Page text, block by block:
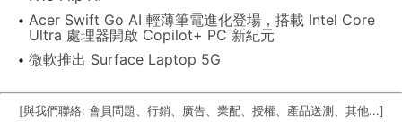
Acer Swift Go AI 輕薄筆電進化登場，搭載 Intel Core
Ultra 處理器開啟 Copilot+ PC 新紀元
微軟推出 Surface Laptop 5G
[與我們聯絡: 會員問題、行銷、廣告、業配、授權、產品送測、其他...]